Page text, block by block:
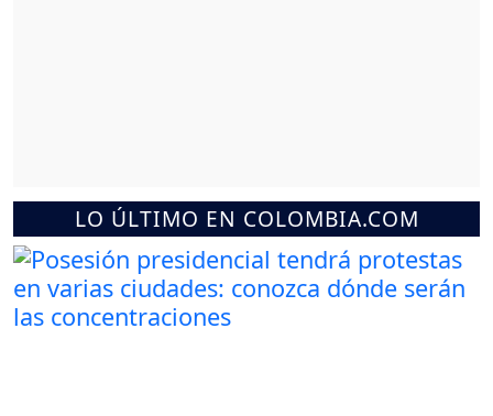
LO ÚLTIMO EN COLOMBIA.COM